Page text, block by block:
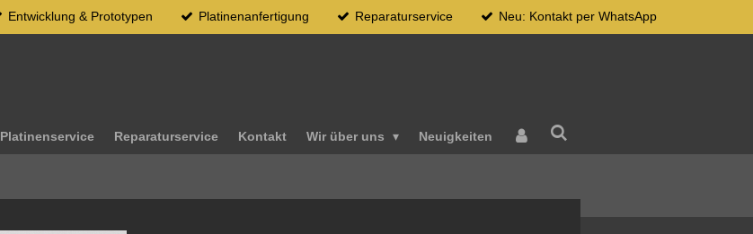
Entwicklung & Prototypen Platinenanfertigung Reparaturservice Neu: Kontakt per WhatsApp
Platinenservice Reparaturservice Kontakt Wir über uns Neuigkeiten